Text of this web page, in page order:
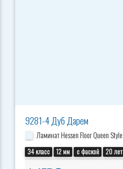
9281-4 Дуб Дарем
Ламинат Hessen Floor Queen Style
34 класс 12 мм с фаской 20 лет